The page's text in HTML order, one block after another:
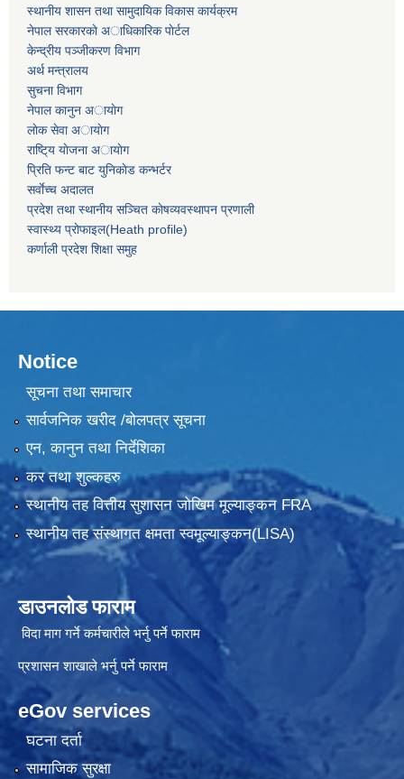
स्थानीय शासन तथा सामुदायिक विकास कार्यक्रम
नेपाल सरकारकाे अाधिकारिक पाेर्टल
केन्द्रीय पञ्जीकरण विभाग
अर्थ मन्त्रालय
सुचना विभाग
नेपाल कानुन अायाेग
लाेक सेवा अायाेग
राष्टि्य याेजना अायाेग
प्रिति फन्ट बाट युनिकाेड कन्भर्टर
सर्वाेच्च अदालत
प्रदेश तथा स्थानीय सञ्चित काेषव्यवस्थापन प्रणाली
स्वास्थ्य प्राेफाइल(Heath profile)
कर्णाली प्रदेश शिक्षा समुह
Notice
सूचना तथा समाचार
सार्वजनिक खरीद /बोलपत्र सूचना
एन, कानुन तथा निर्देशिका
कर तथा शुल्कहरु
स्थानीय तह वित्तीय सुशासन जोखिम मूल्याङ्कन FRA
स्थानीय तह संस्थागत क्षमता स्वमूल्याङ्कन(LISA)
डाउनलोड फाराम
विदा माग गर्ने कर्मचारीले भर्नु पर्ने फाराम
प्रशासन शाखाले भर्नु पर्ने फाराम
eGov services
घटना दर्ता
सामाजिक सुरक्षा